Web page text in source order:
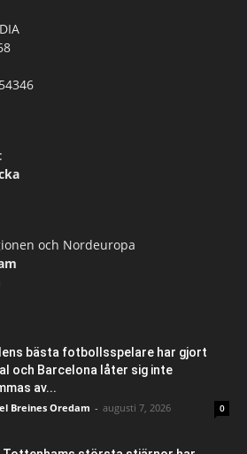
och Nordeuropa
bästa fotbollsspelare har gjort
och Barcelona låter sig inte
av...
Breines Oredam - augusti 7, 2026 0